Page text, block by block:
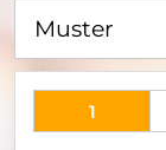
Muster
1